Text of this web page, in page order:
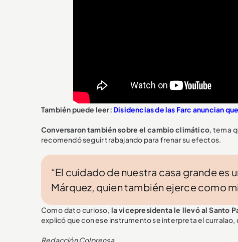
También puede leer: Disidencias de las Farc anuncian
Conversaron también sobre el cambio climático, tema
recomendó seguir trabajando para frenar su efectos.
“El cuidado de nuestra casa grande es
Márquez, quien también ejerce como
Como dato curioso, la vicepresidenta le llevó al Santo
explicó que con ese instrumento se interpreta el
Redacción Colprensa